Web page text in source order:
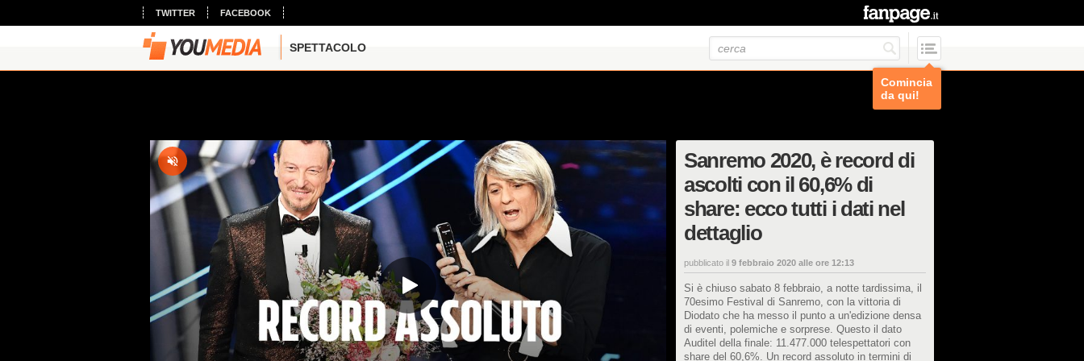
TWITTER FACEBOOK
SPETTACOLO
Comincia
da qui!
Sanremo 2020, è record di
ascolti con il 60,6% di
share: ecco tutti i dati nel
dettaglio
pubblicato il 9 febbraio 2020 alle ore 12:13
Si è chiuso sabato 8 febbraio, a notte tardissima, il
70esimo Festival di Sanremo, con la vittoria di
Diodato che ha messo il punto a un'edizione densa
di eventi, polemiche e sorprese. Questo il dato
Auditel della finale: 11.477.000 telespettatori con
share del 60,6%. Un record assoluto in termini di